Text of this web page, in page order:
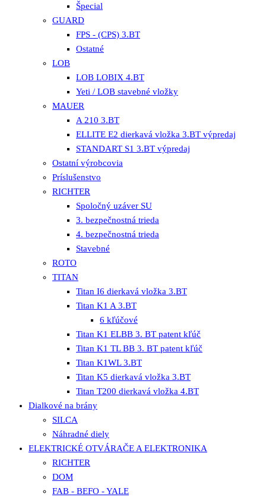
Špecial
GUARD
FPS - (CPS) 3.BT
Ostatné
LOB
LOB LOBIX 4.BT
Yeti / LOB stavebné vložky
MAUER
A 210 3.BT
ELLITE E2 dierkavá vložka 3.BT výpredaj
STANDART S1 3.BT výpredaj
Ostatní výrobcovia
Príslušenstvo
RICHTER
Spoločný uzáver SU
3. bezpečnostná trieda
4. bezpečnostná trieda
Stavebné
ROTO
TITAN
Titan I6 dierkavá vložka 3.BT
Titan K1 A 3.BT
6 kľúčové
Titan K1 ELBB 3. BT patent kľúč
Titan K1 TL BB 3. BT patent kľúč
Titan K1WL 3.BT
Titan K5 dierkavá vložka 3.BT
Titan T200 dierkavá vložka 4.BT
Dialkové na brány
SILCA
Náhradné diely
ELEKTRICKÉ OTVÁRAČE A ELEKTRONIKA
RICHTER
DOM
FAB - BEFO - YALE